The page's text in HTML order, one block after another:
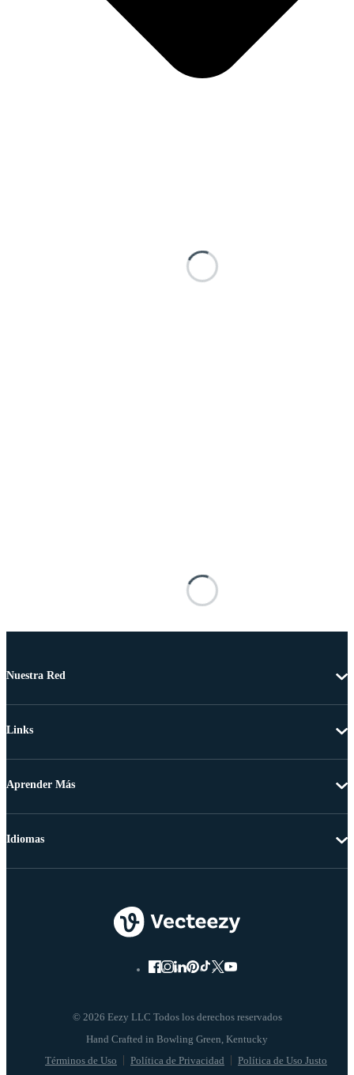
Nuestra Red
Links
Aprender Más
© 2026 Eezy LLC Todos los derechos reservados
Términos de Uso Política de Privacidad Política de Uso Justo
Idiomas